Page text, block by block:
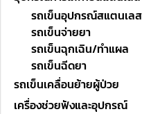
รถเข็นอุปกรณ์สแตนเลส
รถเข็นจ่ายยา
รถเข็นฉุกเฉิน/ทำแผล
รถเข็นฉีดยา
รถเข็นเคลื่อนย้ายผู้ป่วย
เครื่องช่วยฟังและอุปกรณ์